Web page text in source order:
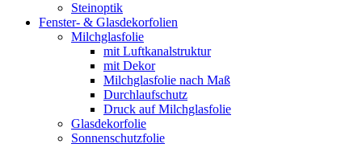
Steinoptik
Fenster- & Glasdekorfolien
Milchglasfolie
mit Luftkanalstruktur
mit Dekor
Milchglasfolie nach Maß
Durchlaufschutz
Druck auf Milchglasfolie
Glasdekorfolie
Sonnenschutzfolie